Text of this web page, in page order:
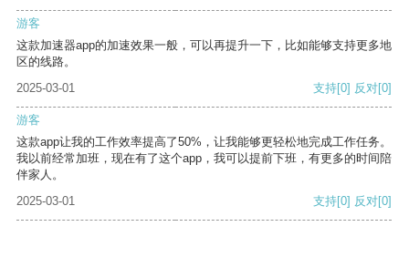
游客
这款加速器app的加速效果一般，可以再提升一下，比如能够支持更多地
区的线路。
2025-03-01
支持[0] 反对[0]
游客
这款app让我的工作效率提高了50%，让我能够更轻松地完成工作任务。
我以前经常加班，现在有了这个app，我可以提前下班，有更多的时间陪
伴家人。
2025-03-01
支持[0] 反对[0]